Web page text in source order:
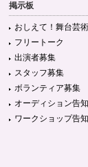
掲示板
おしえて！舞台芸術
フリートーク
出演者募集
スタッフ募集
ボランティア募集
オーディション告知
ワークショップ告知